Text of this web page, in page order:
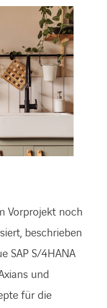
Vorprojekt noch
beschrieben
SAP S/4HANA
und
für die